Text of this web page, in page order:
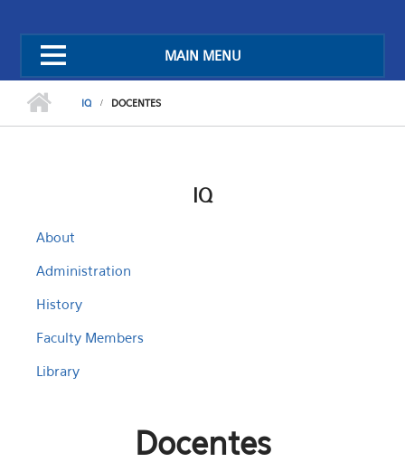
MAIN MENU
IQ DOCENTES
IQ
About
Administration
History
Faculty Members
Library
Docentes